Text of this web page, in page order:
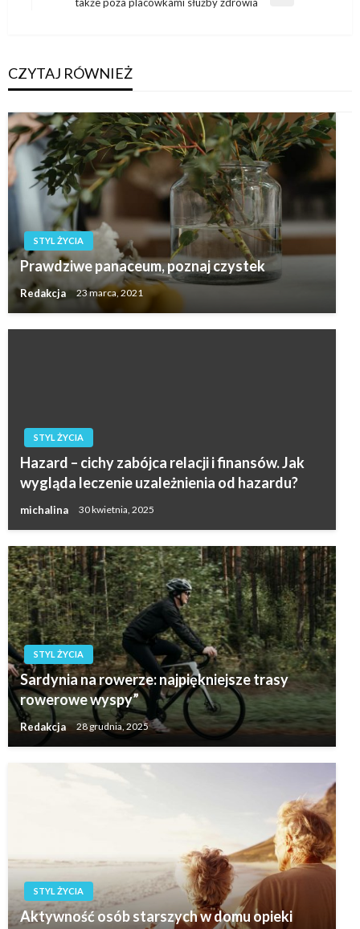
CZYTAJ RÓWNIEŻ
STYL ŻYCIA
Prawdziwe panaceum, poznaj czystek
Redakcja 23 marca, 2021
STYL ŻYCIA
Hazard – cichy zabójca relacji i finansów. Jak
wygląda leczenie uzależnienia od hazardu?
michalina 30 kwietnia, 2025
STYL ŻYCIA
Sardynia na rowerze: najpiękniejsze trasy
rowerowe wyspy”
Redakcja 28 grudnia, 2025
STYL ŻYCIA
Aktywność osób starszych w domu opieki